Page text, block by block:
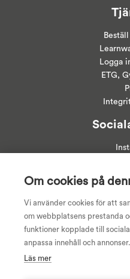
Logga
ETG,
Om cookies på
Vi använder cookies för att
om webbplatsens prestanda
funktioner kopplade till
anpassa innehåll och annonser.
Läs mer